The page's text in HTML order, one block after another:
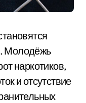
Молодёжь
наркотиков,
и отсутствие